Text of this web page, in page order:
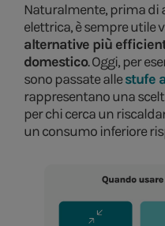
Naturalmente, prima di
elettrica, è sempre utile
alternative più
domestico. Oggi, per
sono passate allestufe
rappresentano una
per chi cerca un
un consumo inferiore